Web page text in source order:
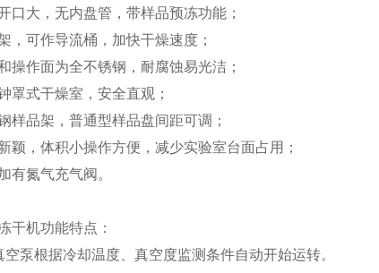
口大，无内盘管，带样品预冻功能；
，可作导流桶，加快干燥速度；
操作面为全不锈钢，耐腐蚀易光洁；
罩式干燥室，安全直观；
样品架，普通型样品盘间距可调；
颖，体积小操作方便，减少实验室台面占用；
有氮气充气阀。
干机功能特点：
空泵根据冷却温度、真空度监测条件自动开始运转。